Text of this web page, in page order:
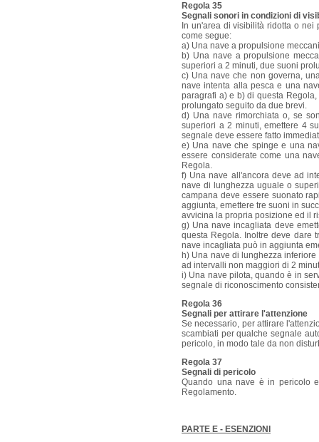
Regola 35
Segnali sonori in condizioni di
In un'area di visibilità ridotta o
come segue:
a) Una nave a propulsione
b) Una nave a propulsione
superiori a 2 minuti, due suoni
c) Una nave che non governa,
nave intenta alla pesca e una
paragrafi a) e b) di questa
prolungato seguito da due brevi.
d) Una nave rimorchiata o, se
superiori a 2 minuti, emettere 4
segnale deve essere fatto
e) Una nave che spinge e una
essere considerate come una
Regola.
f) Una nave all'ancora deve ad
nave di lunghezza uguale o
campana deve essere suonato
aggiunta, emettere tre suoni in
avvicina la propria posizione ed il
g) Una nave incagliata deve
questa Regola. Inoltre deve dare
nave incagliata può in aggiunta
h) Una nave di lunghezza
ad intervalli non maggiori di 2
i) Una nave pilota, quando è in
segnale di riconoscimento
Regola 36
Segnali per attirare l'attenzione
Se necessario, per attirare
scambiati per qualche segnale
pericolo, in modo tale da non
Regola 37
Segnali di pericolo
Quando una nave è in pericolo
Regolamento.
PARTE E - ESENZIONI